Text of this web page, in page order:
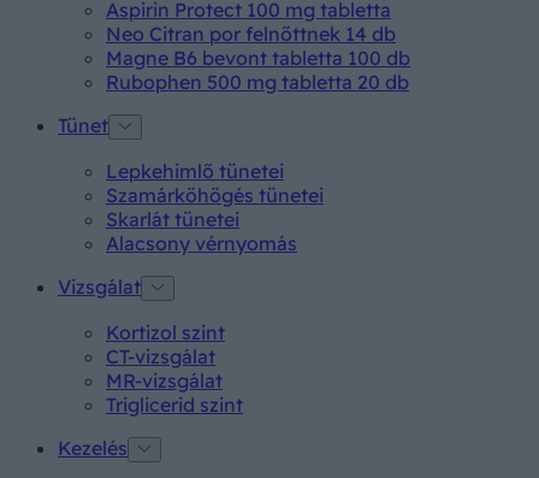
Aspirin Protect 100 mg tabletta
Neo Citran por felnőttnek 14 db
Magne B6 bevont tabletta 100 db
Rubophen 500 mg tabletta 20 db
Tünet
Lepkehimlő tünetei
Szamárköhögés tünetei
Skarlát tünetei
Alacsony vérnyomás
Vizsgálat
Kortizol szint
CT-vizsgálat
MR-vizsgálat
Triglicerid szint
Kezelés